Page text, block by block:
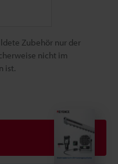
Zubehör nur der
nicht im
ist.